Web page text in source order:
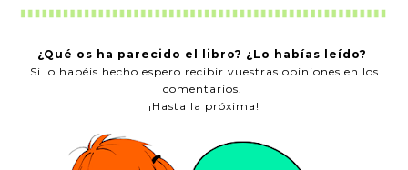
¿Qué os ha parecido el libro? ¿Lo habías leído?
Si lo habéis hecho espero recibir vuestras opiniones en los
comentarios.
¡Hasta la próxima!